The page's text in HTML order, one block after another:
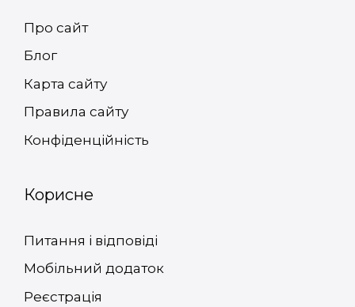
Про сайт
Блог
Карта сайту
Правила сайту
Конфіденційність
Корисне
Питання і відповіді
Мобільний додаток
Реєстрація